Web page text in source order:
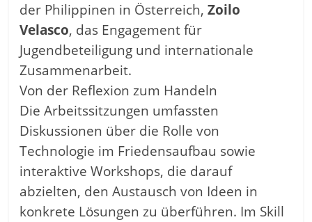
der Philippinen in Österreich,Zoilo
Velasco, das Engagement für
Jugendbeteiligung und internationale
Zusammenarbeit.
Von der Reflexion zum Handeln
Die Arbeitssitzungen umfassten
Diskussionen über die Rolle von
Technologie im Friedensaufbau sowie
interaktive Workshops, die darauf
abzielten, den Austausch von Ideen in
konkrete Lösungen zu überführen. Im Skill